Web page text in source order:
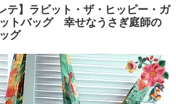
テ】ラビット・ザ・ヒッピー・ガ
トバッグ 幸せなうさぎ庭師の
グ